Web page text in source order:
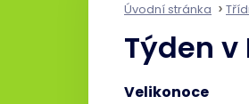
Úvodní stránka
Týden v
Velikonoce